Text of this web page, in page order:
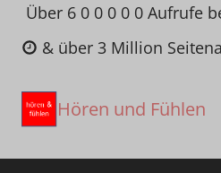
Zum
Inhalt
springen
Über 6 0 0 0 0 0 Aufrufe
& über 3 Million
Hören und Fühlen